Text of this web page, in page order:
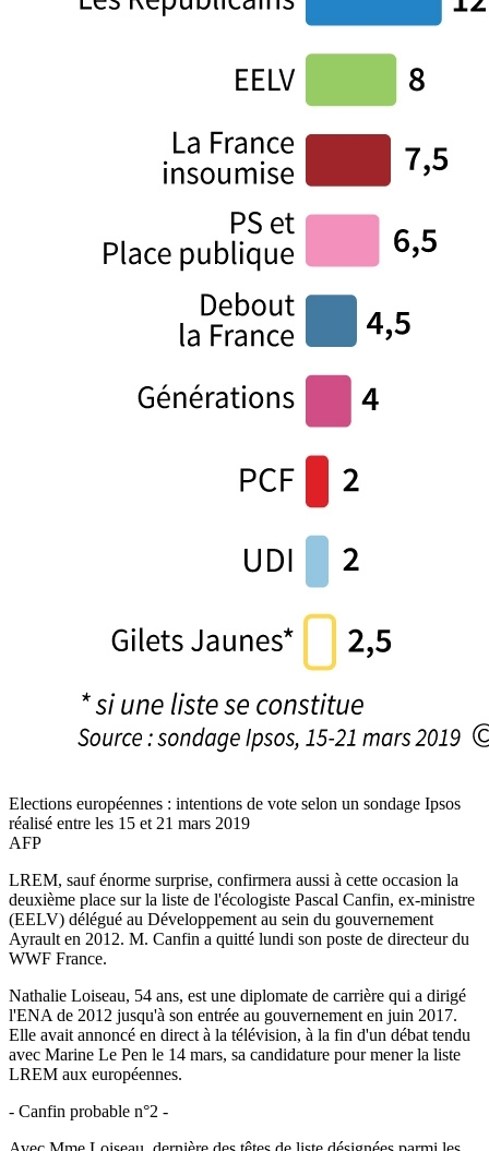
Elections européennes : intentions de vote selon un sondage Ipsos
réalisé entre les 15 et 21 mars 2019
AFP
LREM, sauf énorme surprise, confirmera aussi à cette occasion la
deuxième place sur la liste de l'écologiste Pascal Canfin, ex-ministre
(EELV) délégué au Développement au sein du gouvernement
Ayrault en 2012. M. Canfin a quitté lundi son poste de directeur du
WWF France.
Nathalie Loiseau, 54 ans, est une diplomate de carrière qui a dirigé
l'ENA de 2012 jusqu'à son entrée au gouvernement en juin 2017.
Elle avait annoncé en direct à la télévision, à la fin d'un débat tendu
avec Marine Le Pen le 14 mars, sa candidature pour mener la liste
LREM aux européennes.
- Canfin probable n°2 -